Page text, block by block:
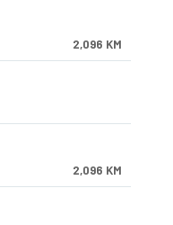
2,096 KM
2,096 KM